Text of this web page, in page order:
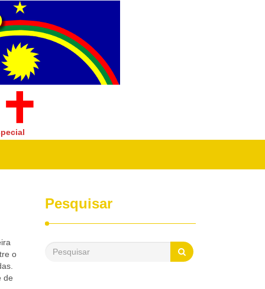
o
de
Pesquisar